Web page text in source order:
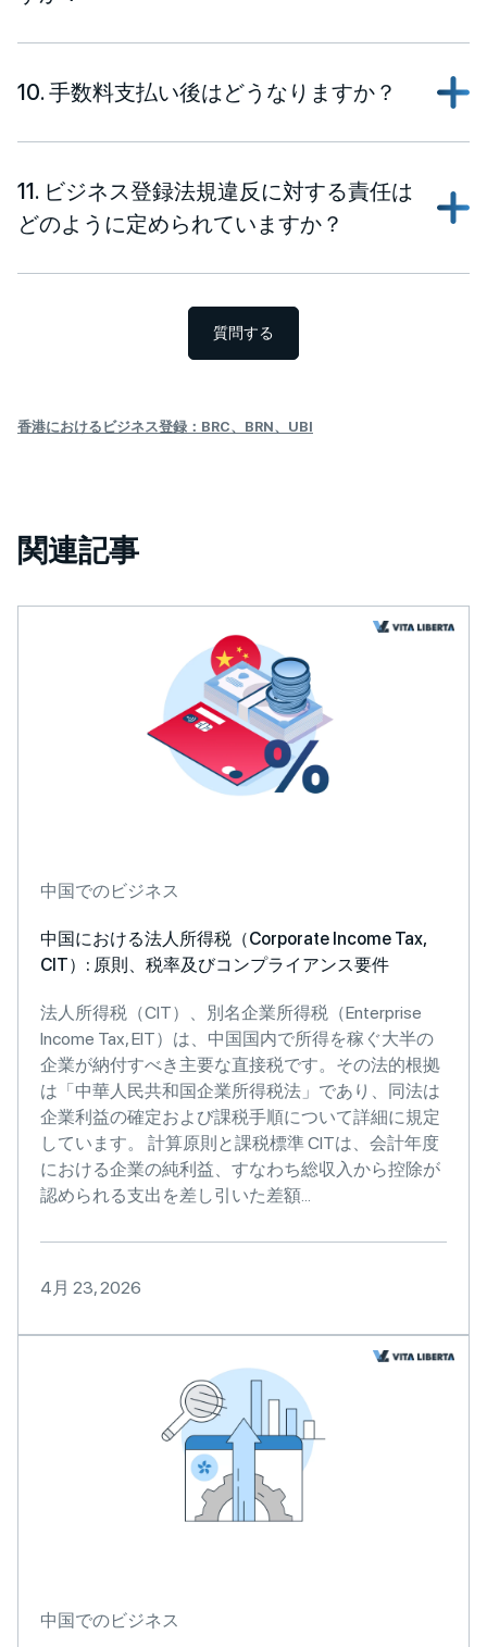
10. 手数料支払い後はどうなりますか？
11. ビジネス登録法規違反に対する責任は
どのように定められていますか？
質問する
香港におけるビジネス登録：BRC、BRN、UBI
関連記事
中国でのビジネス
中国における法人所得税（Corporate Income Tax,
CIT）: 原則、税率及びコンプライアンス要件
法人所得税（CIT）、別名企業所得税（Enterprise
Income Tax, EIT）は、中国国内で所得を稼ぐ大半の
企業が納付すべき主要な直接税です。その法的根拠
は「中華人民共和国企業所得税法」であり、同法は
企業利益の確定および課税手順について詳細に規定
しています。 計算原則と課税標準 CITは、会計年度
における企業の純利益、すなわち総収入から控除が
認められる支出を差し引いた差額...
4月 23, 2026
中国でのビジネス